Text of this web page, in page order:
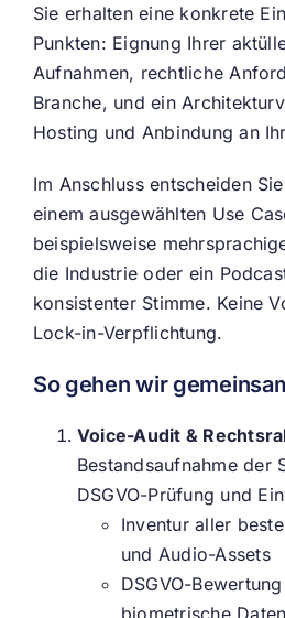
Sie erhalten eine konkrete
Punkten: Eignung Ihrer
Aufnahmen, rechtliche
Branche, und ein
Hosting und Anbindung an
Im Anschluss entscheiden
einem ausgewählten Use
beispielsweise
die Industrie oder ein
konsistenter Stimme. Keine
Lock-in-Verpflichtung.
So gehen wir
Voice-Audit &
Bestandsaufnahme der
DSGVO-Prüfung und
Inventur aller
und Audio-Assets
DSGVO-
biometrische Daten